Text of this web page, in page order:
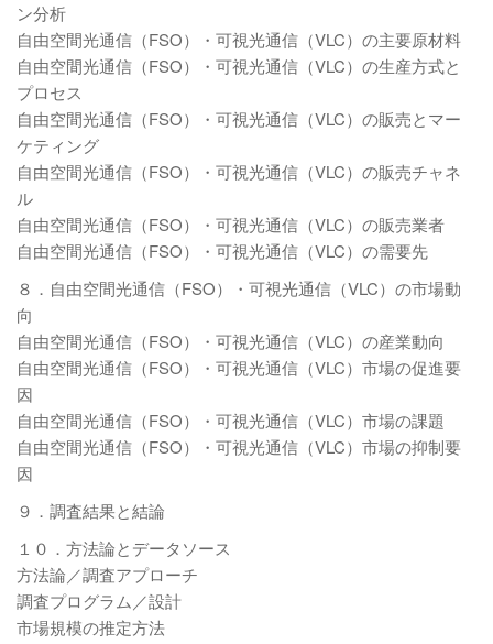
ン分析
自由空間光通信（FSO）・可視光通信（VLC）の主要原材料
自由空間光通信（FSO）・可視光通信（VLC）の生産方式と
プロセス
自由空間光通信（FSO）・可視光通信（VLC）の販売とマー
ケティング
自由空間光通信（FSO）・可視光通信（VLC）の販売チャネ
ル
自由空間光通信（FSO）・可視光通信（VLC）の販売業者
自由空間光通信（FSO）・可視光通信（VLC）の需要先
８．自由空間光通信（FSO）・可視光通信（VLC）の市場動
向
自由空間光通信（FSO）・可視光通信（VLC）の産業動向
自由空間光通信（FSO）・可視光通信（VLC）市場の促進要
因
自由空間光通信（FSO）・可視光通信（VLC）市場の課題
自由空間光通信（FSO）・可視光通信（VLC）市場の抑制要
因
９．調査結果と結論
１０．方法論とデータソース
方法論／調査アプローチ
調査プログラム／設計
市場規模の推定方法